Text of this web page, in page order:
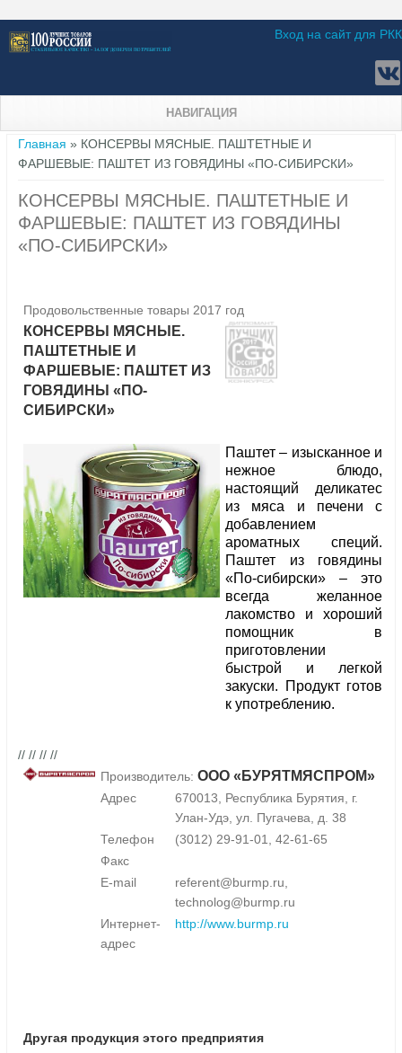
Вход на сайт для РКК
НАВИГАЦИЯ
Вы здесь
Главная » КОНСЕРВЫ МЯСНЫЕ. ПАШТЕТНЫЕ И
ФАРШЕВЫЕ: ПАШТЕТ ИЗ ГОВЯДИНЫ «ПО-СИБИРСКИ»
КОНСЕРВЫ МЯСНЫЕ. ПАШТЕТНЫЕ И
ФАРШЕВЫЕ: ПАШТЕТ ИЗ ГОВЯДИНЫ
«ПО-СИБИРСКИ»
Продовольственные товары 2017 год
КОНСЕРВЫ МЯСНЫЕ.
ПАШТЕТНЫЕ И
ФАРШЕВЫЕ: ПАШТЕТ ИЗ
ГОВЯДИНЫ «ПО-
СИБИРСКИ»
Паштет – изысканное и
нежное блюдо,
настоящий деликатес
из мяса и печени с
добавлением
ароматных специй.
Паштет из говядины
«По-сибирски» – это
всегда желанное
лакомство и хороший
помощник в
приготовлении
быстрой и легкой
закуски. Продукт готов
к употреблению.
// // // //
Производитель: ООО «БУРЯТМЯСПРОМ»
Адрес
670013, Республика Бурятия, г.
Улан-Удэ, ул. Пугачева, д. 38
Телефон
(3012) 29-91-01, 42-61-65
Факс
E-mail
referent@burmp.ru,
technolog@burmp.ru
Интернет-
адрес
http://www.burmp.ru
Другая продукция этого предприятия